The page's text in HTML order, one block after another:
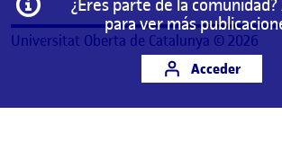
¿Eres parte de la comunidad?
para ver más
Acceder
Universitat Oberta de Catalunya © 2026